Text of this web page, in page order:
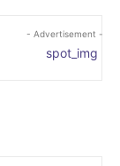
- Advertisement -